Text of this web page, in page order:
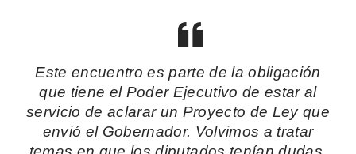
Este encuentro es parte de la obligación
que tiene el Poder Ejecutivo de estar al
servicio de aclarar un Proyecto de Ley que
envió el Gobernador. Volvimos a tratar